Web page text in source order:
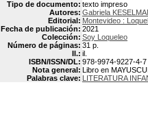
Tipo de documento: texto impreso
Autores: Gabriela
Editorial: Montevideo :
Fecha de publicación: 2021
Colección: Soy Loqueleo
Número de páginas: 31 p.
Il.: il.
ISBN/ISSN/DL: 978-9974-9227-4-7
Nota general: Libro en
Palabras clave: LITERATURA